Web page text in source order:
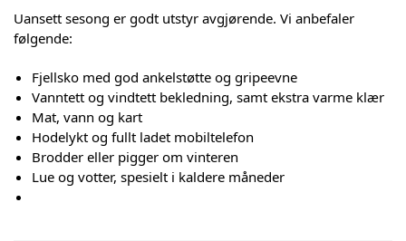
Uansett sesong er godt utstyr avgjørende. Vi anbefaler
følgende:
Fjellsko med god ankelstøtte og gripeevne
Vanntett og vindtett bekledning, samt ekstra varme klær
Mat, vann og kart
Hodelykt og fullt ladet mobiltelefon
Brodder eller pigger om vinteren
Lue og votter, spesielt i kaldere måneder